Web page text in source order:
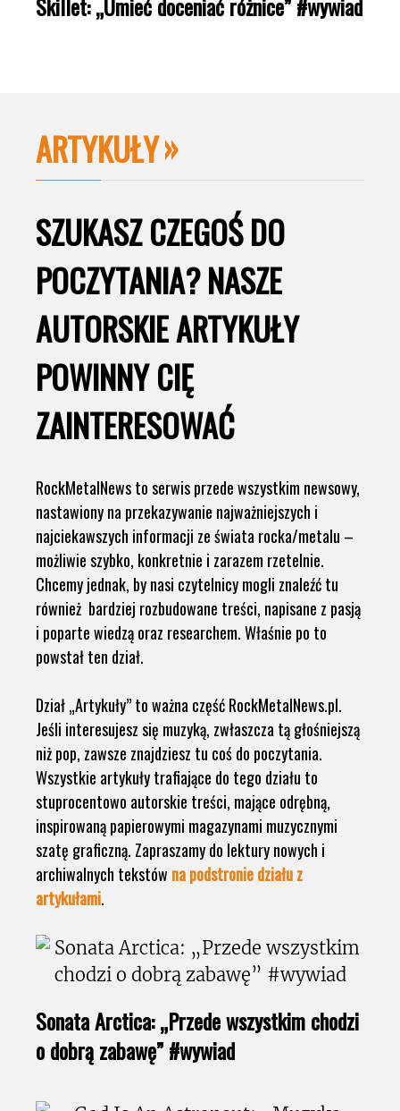
ARTYKUŁY
SZUKASZ CZEGOŚ DO
POCZYTANIA? NASZE
AUTORSKIE ARTYKUŁY
POWINNY CIĘ
ZAINTERESOWAĆ
RockMetalNews to serwis przede wszystkim newsowy,
nastawiony na przekazywanie najważniejszych i
najciekawszych informacji ze świata rocka/metalu –
możliwie szybko, konkretnie i zarazem rzetelnie.
Chcemy jednak, by nasi czytelnicy mogli znaleźć tu
również bardziej rozbudowane treści, napisane z pasją
i poparte wiedzą oraz researchem. Właśnie po to
powstał ten dział.
Dział „Artykuły” to ważna część RockMetalNews.pl.
Jeśli interesujesz się muzyką, zwłaszcza tą głośniejszą
niż pop, zawsze znajdziesz tu coś do poczytania.
Wszystkie artykuły trafiające do tego działu to
stuprocentowo autorskie treści, mające odrębną,
inspirowaną papierowymi magazynami muzycznymi
szatę graficzną. Zapraszamy do lektury nowych i
archiwalnych tekstów na podstronie działu z
artykułami.
Sonata Arctica: „Przede wszystkim chodzi
o dobrą zabawę” #wywiad